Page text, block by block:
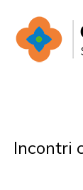
Incontri